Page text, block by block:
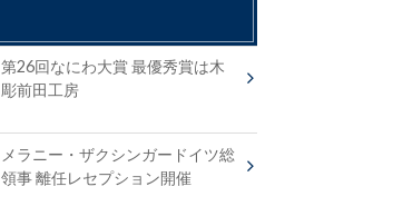
第26回なにわ大賞 最優秀賞は木
彫前田工房
メラニー・ザクシンガードイツ総
領事 離任レセプション開催